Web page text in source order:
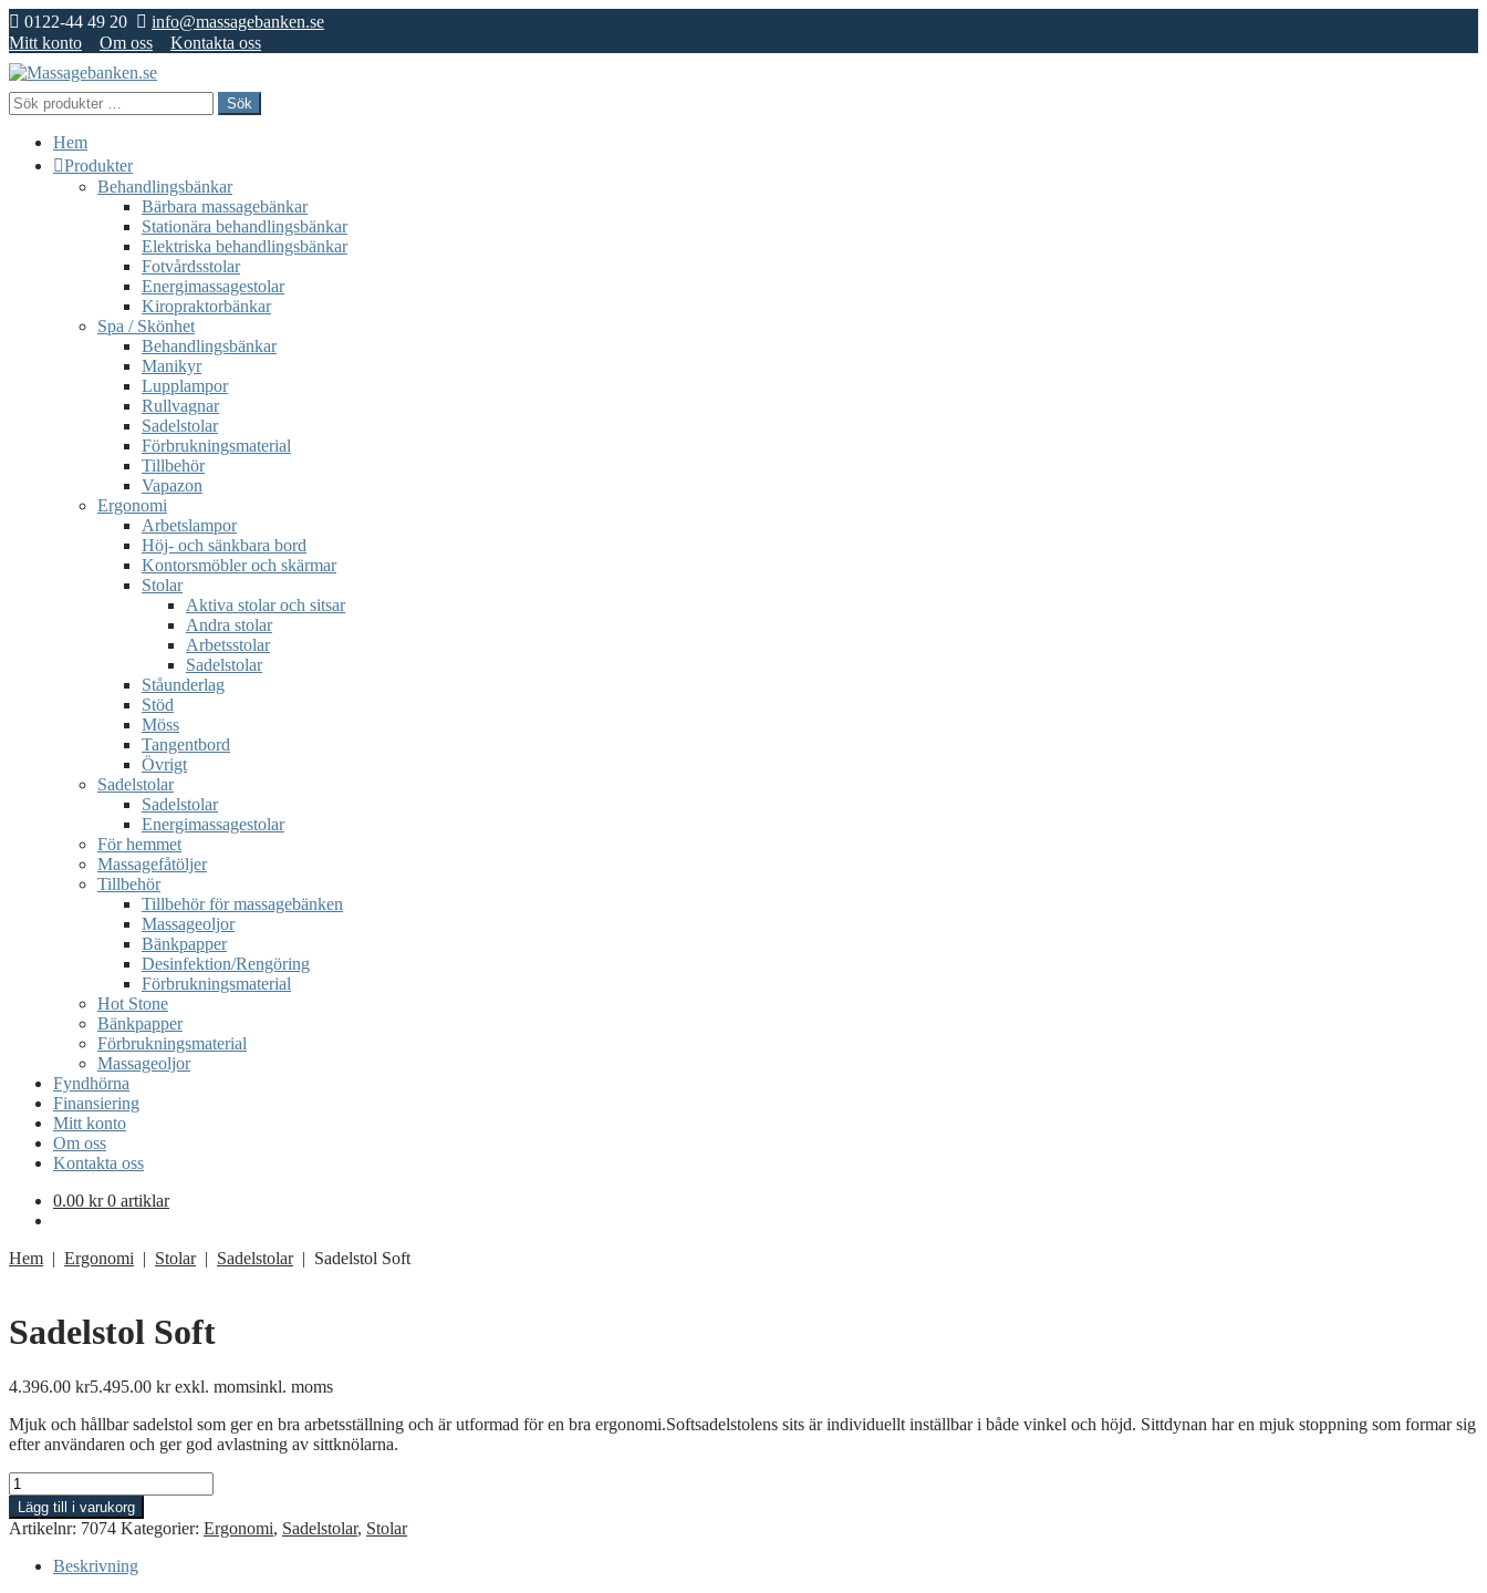
0122-44 49 20
info@massagebanken.se
Mitt konto
Om oss
Kontakta oss
Hoppa
till
navigering
Hoppa
till
innehåll
Sök
efter:
Sök
Hem
Produkter
Behandlingsbänkar
Bärbara massagebänkar
Stationära behandlingsbänkar
Elektriska behandlingsbänkar
Fotvårdsstolar
Energimassagestolar
Kiropraktorbänkar
Spa / Skönhet
Behandlingsbänkar
Manikyr
Lupplampor
Rullvagnar
Sadelstolar
Förbrukningsmaterial
Tillbehör
Vapazon
Ergonomi
Arbetslampor
Höj- och sänkbara bord
Kontorsmöbler och skärmar
Stolar
Aktiva stolar och sitsar
Andra stolar
Arbetsstolar
Sadelstolar
Ståunderlag
Stöd
Möss
Tangentbord
Övrigt
Sadelstolar
Sadelstolar
Energimassagestolar
För hemmet
Massagefåtöljer
Tillbehör
Tillbehör för massagebänken
Massageoljor
Bänkpapper
Desinfektion/Rengöring
Förbrukningsmaterial
Hot Stone
Bänkpapper
Förbrukningsmaterial
Massageoljor
Fyndhörna
Finansiering
Mitt konto
Om oss
Kontakta oss
0.00 kr 0 artiklar
Hem | Ergonomi | Stolar| Sadelstolar| Sadelstol Soft
Sadelstol Soft
4.396.00 kr5.495.00 kr exkl. momsinkl. moms
Mjuk och hållbar sadelstol som ger en bra arbetsställning och är utformad för en bra ergonomi.Softsadelstolens sits är individuellt inställbar i både vinkel och höjd. Sittdynan har en mjuk stoppning som formar sig
efter användaren och ger god avlastning av sittknölarna.
Sadelstol
Soft
mängd
Lägg till i varukorg
Artikelnr: 7074 Kategorier: Ergonomi, Sadelstolar, Stolar
Beskrivning